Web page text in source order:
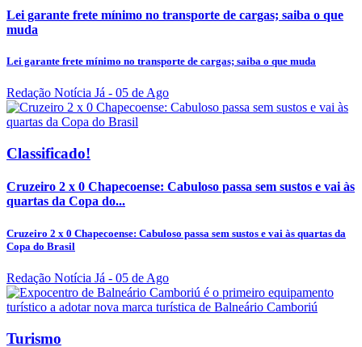
Lei garante frete mínimo no transporte de cargas; saiba o que
muda
Lei garante frete mínimo no transporte de cargas; saiba o que muda
Redação Notícia Já - 05 de Ago
Classificado!
Cruzeiro 2 x 0 Chapecoense: Cabuloso passa sem sustos e vai às
quartas da Copa do...
Cruzeiro 2 x 0 Chapecoense: Cabuloso passa sem sustos e vai às quartas da
Copa do Brasil
Redação Notícia Já - 05 de Ago
Turismo